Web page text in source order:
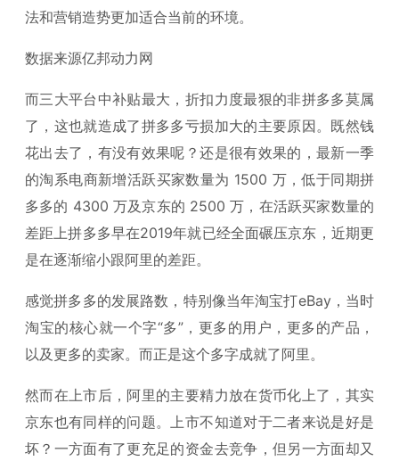
法和营销造势更加适合当前的环境。
数据来源亿邦动力网
而三大平台中补贴最大，折扣力度最狠的非拼多多莫属
了，这也就造成了拼多多亏损加大的主要原因。既然钱
花出去了，有没有效果呢？还是很有效果的，最新一季
的淘系电商新增活跃买家数量为 1500 万，低于同期拼
多多的 4300 万及京东的 2500 万，在活跃买家数量的
差距上拼多多早在2019年就已经全面碾压京东，近期更
是在逐渐缩小跟阿里的差距。
感觉拼多多的发展路数，特别像当年淘宝打eBay，当时
淘宝的核心就一个字“多”，更多的用户，更多的产品，
以及更多的卖家。而正是这个多字成就了阿里。
然而在上市后，阿里的主要精力放在货币化上了，其实
京东也有同样的问题。上市不知道对于二者来说是好是
坏？一方面有了更充足的资金去竞争，但另一方面却又